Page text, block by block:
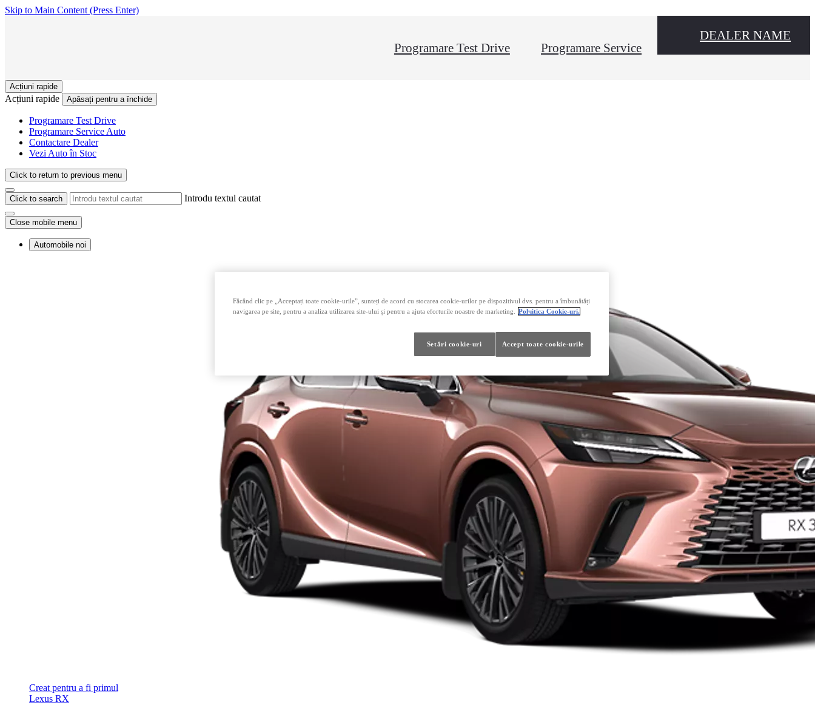
Skip to Main Content (Press Enter)
Programare Test Drive Programare Service
DEALER NAME
Acțiuni rapide
Acțiuni rapide Apăsați pentru a închide
Programare Test Drive
Programare Service Auto
Contactare Dealer
Vezi Auto în Stoc
Click to return to previous menu
Click to search Introdu textul cautat
Close mobile menu
Automobile noi
Creat pentru a fi primul
Lexus RX
Făcând clic pe „Acceptați toate cookie-urile”, sunteți de acord cu stocarea cookie-urilor pe dispozitivul dvs. pentru a îmbunătăți
navigarea pe site, pentru a analiza utilizarea site-ului și pentru a ajuta eforturile noastre de marketing.
Polчitica Cookie-uri.
Setări cookie-uri Accept toate cookie-urile